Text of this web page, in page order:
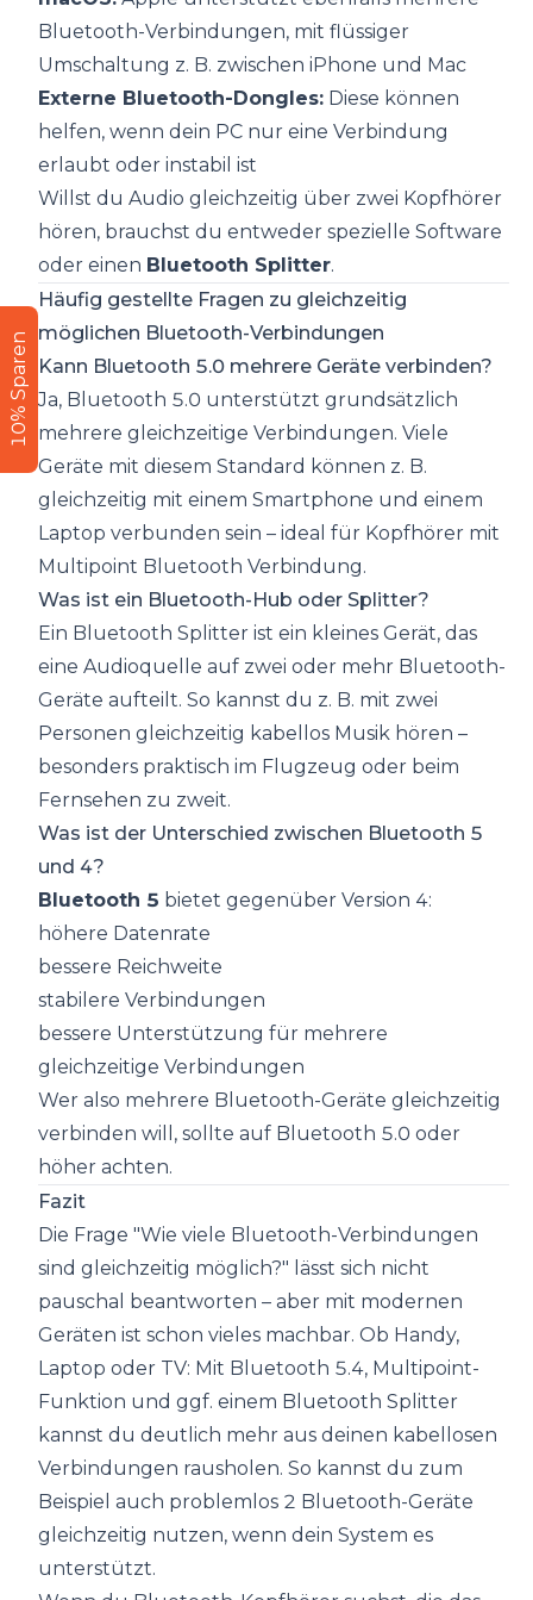
Bluetooth-Verbindungen, mit flüssiger
Umschaltung z. B. zwischen iPhone und Mac
Externe Bluetooth-Dongles: Diese können
helfen, wenn dein PC nur eine Verbindung
erlaubt oder instabil ist
Willst du Audio gleichzeitig über zwei Kopfhörer
hören, brauchst du entweder spezielle Software
oder einen Bluetooth Splitter.
Häufig gestellte Fragen zu gleichzeitig
möglichen Bluetooth-Verbindungen
Kann Bluetooth 5.0 mehrere Geräte verbinden?
Ja, Bluetooth 5.0 unterstützt grundsätzlich
mehrere gleichzeitige Verbindungen. Viele
Geräte mit diesem Standard können z. B.
gleichzeitig mit einem Smartphone und einem
Laptop verbunden sein – ideal für Kopfhörer mit
Multipoint Bluetooth Verbindung.
Was ist ein Bluetooth-Hub oder Splitter?
Ein Bluetooth Splitter ist ein kleines Gerät, das
eine Audioquelle auf zwei oder mehr Bluetooth-
Geräte aufteilt. So kannst du z. B. mit zwei
Personen gleichzeitig kabellos Musik hören –
besonders praktisch im Flugzeug oder beim
Fernsehen zu zweit.
Was ist der Unterschied zwischen Bluetooth 5
und 4?
Bluetooth 5 bietet gegenüber Version 4:
höhere Datenrate
bessere Reichweite
stabilere Verbindungen
bessere Unterstützung für mehrere
gleichzeitige Verbindungen
Wer also mehrere Bluetooth-Geräte gleichzeitig
verbinden will, sollte auf Bluetooth 5.0 oder
höher achten.
Fazit
Die Frage "Wie viele Bluetooth-Verbindungen
sind gleichzeitig möglich?" lässt sich nicht
pauschal beantworten – aber mit modernen
Geräten ist schon vieles machbar. Ob Handy,
Laptop oder TV: Mit Bluetooth 5.4, Multipoint-
Funktion und ggf. einem Bluetooth Splitter
kannst du deutlich mehr aus deinen kabellosen
Verbindungen rausholen. So kannst du zum
Beispiel auch problemlos 2 Bluetooth-Geräte
gleichzeitig nutzen, wenn dein System es
unterstützt.
10% Sparen